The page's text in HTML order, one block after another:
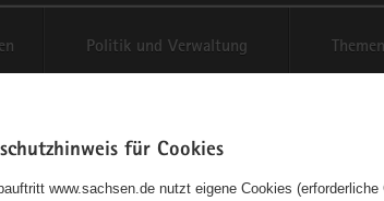
Politik und Verwaltung Themen
für Cookies
www.sachsen.de nutzt eigene Cookies